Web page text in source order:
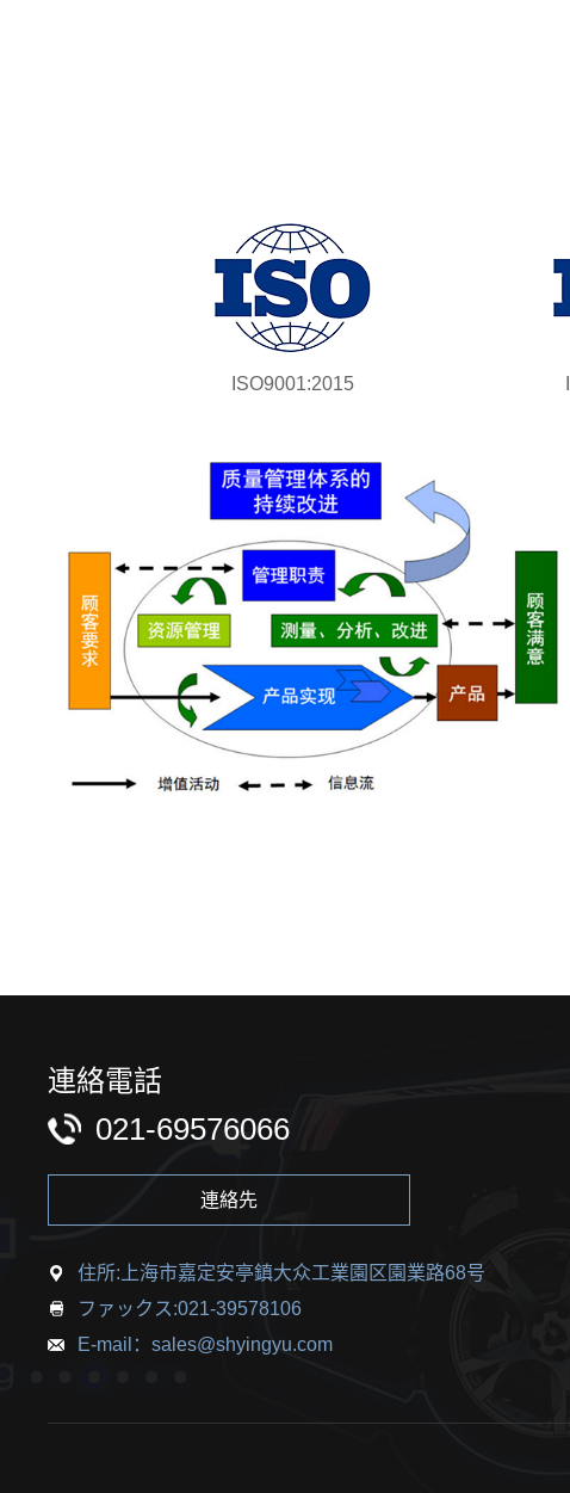
ISO9001:2015
連絡電話
021-69576066
連絡先
住所:上海市嘉定安亭鎮大众工業園区園業路68号
ファックス:021-39578106
E-mail：sales@shyingyu.com